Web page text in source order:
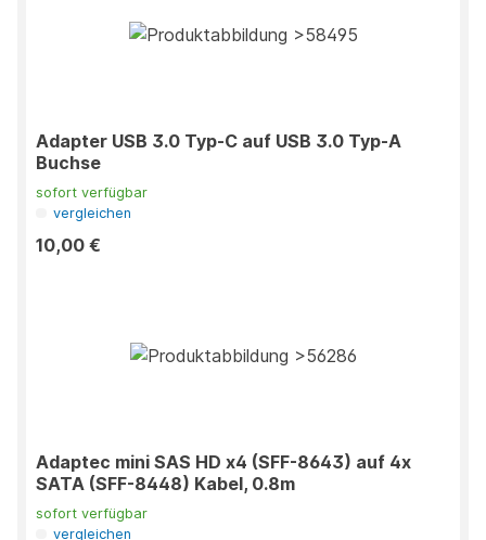
Adapter USB 3.0 Typ-C auf USB 3.0 Typ-A
Buchse
sofort verfügbar
vergleichen
10,00 €
Adaptec mini SAS HD x4 (SFF-8643) auf 4x
SATA (SFF-8448) Kabel, 0.8m
sofort verfügbar
vergleichen